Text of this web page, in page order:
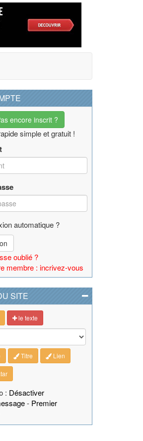
encore inscrit ?
simple et gratuit !
automatique ?
oublié ?
membre : incrivez-vous
SITE
le texte
Titre Lien
: Désactiver
- Premier